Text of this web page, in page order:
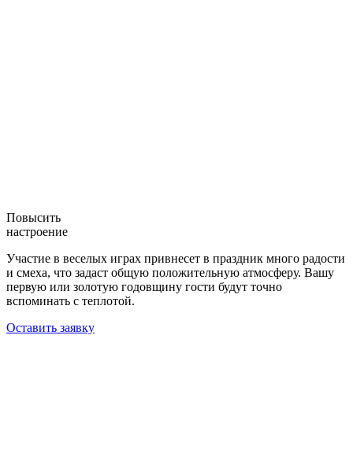
Повысить
настроение
Участие в веселых играх привнесет в праздник много радости
и смеха, что задаст общую положительную атмосферу. Вашу
первую или золотую годовщину гости будут точно
вспоминать с теплотой.
Оставить заявку